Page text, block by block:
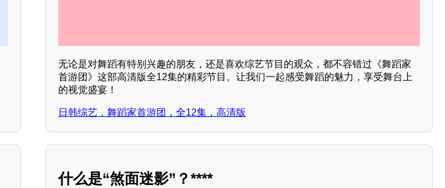
无论是对舞蹈有特别兴趣的朋友，还是喜欢综艺节目的观众，都不容错过《舞蹈家
首游团》这部高清版全12集的精彩节目。让我们一起感受舞蹈的魅力，享受舞台上
的视觉盛宴！
日韩综艺，舞蹈家首游团，全12集，高清版
什么是“煞面迷影”？****